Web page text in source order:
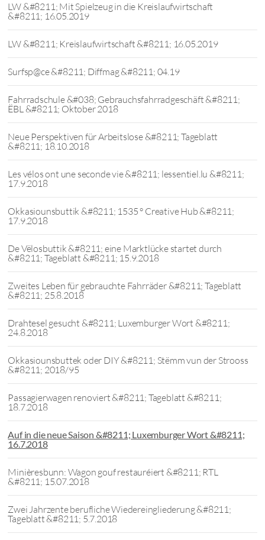
LW &#8211; Mit Spielzeug in die Kreislaufwirtschaft
&#8211; 16.05.2019
LW &#8211; Kreislaufwirtschaft &#8211; 16.05.2019
Surfsp@ce &#8211; Diffmag &#8211; 04.19
Fahrradschule &#038; Gebrauchsfahrradgeschäft &#8211;
ËBL &#8211; Oktober 2018
Neue Perspektiven für Arbeitslose &#8211; Tageblatt
&#8211; 18.10.2018
Les vélos ont une seconde vie &#8211; lessentiel.lu &#8211;
17.9.2018
Okkasiounsbuttik &#8211; 1535 ° Creative Hub &#8211;
17.9.2018
De Vëlosbuttik &#8211; eine Marktlücke startet durch
&#8211; Tageblatt &#8211; 15.9.2018
Zweites Leben für gebrauchte Fahrräder &#8211; Tageblatt
&#8211; 25.8.2018
Drahtesel gesucht &#8211; Luxemburger Wort &#8211;
24.8.2018
Okkasiounsbuttek oder DIY &#8211; Stëmm vun der Strooss
&#8211; 2018/95
Passagierwagen renoviert &#8211; Tageblatt &#8211;
18.7.2018
Auf in die neue Saison &#8211; Luxemburger Wort &#8211;
16.7.2018
Minièresbunn: Wagon gouf restauréiert &#8211; RTL
&#8211; 15.07.2018
Zwei Jahrzente berufliche Wiedereingliederung &#8211;
Tageblatt &#8211; 5.7.2018